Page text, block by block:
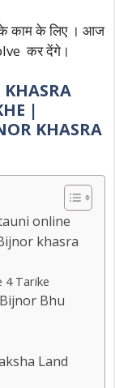
काम के लिए । आज
कर देंगे।
|
KHASRA
online
khasra
4 Tarike
Bhu
Land